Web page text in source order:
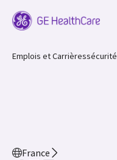
Emplois et Carrièressécurité
France